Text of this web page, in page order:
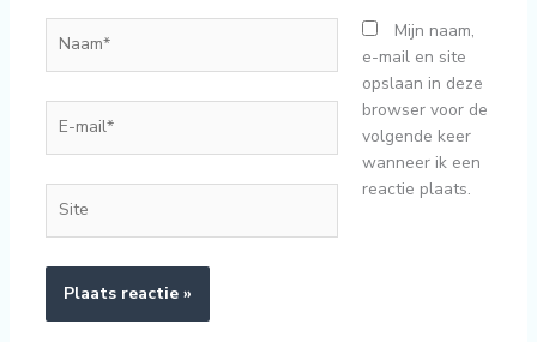
mail*
Mijn naam,
e-mail en site
opslaan in deze
browser voor de
volgende keer
wanneer ik een
reactie plaats.